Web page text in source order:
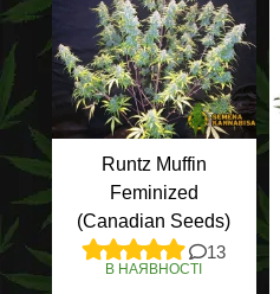
Runtz Muffin
Feminized
(Canadian Seeds)
13
В НАЯВНОСТІ